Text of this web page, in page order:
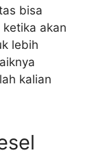
bisa
akan
lebih
kalian